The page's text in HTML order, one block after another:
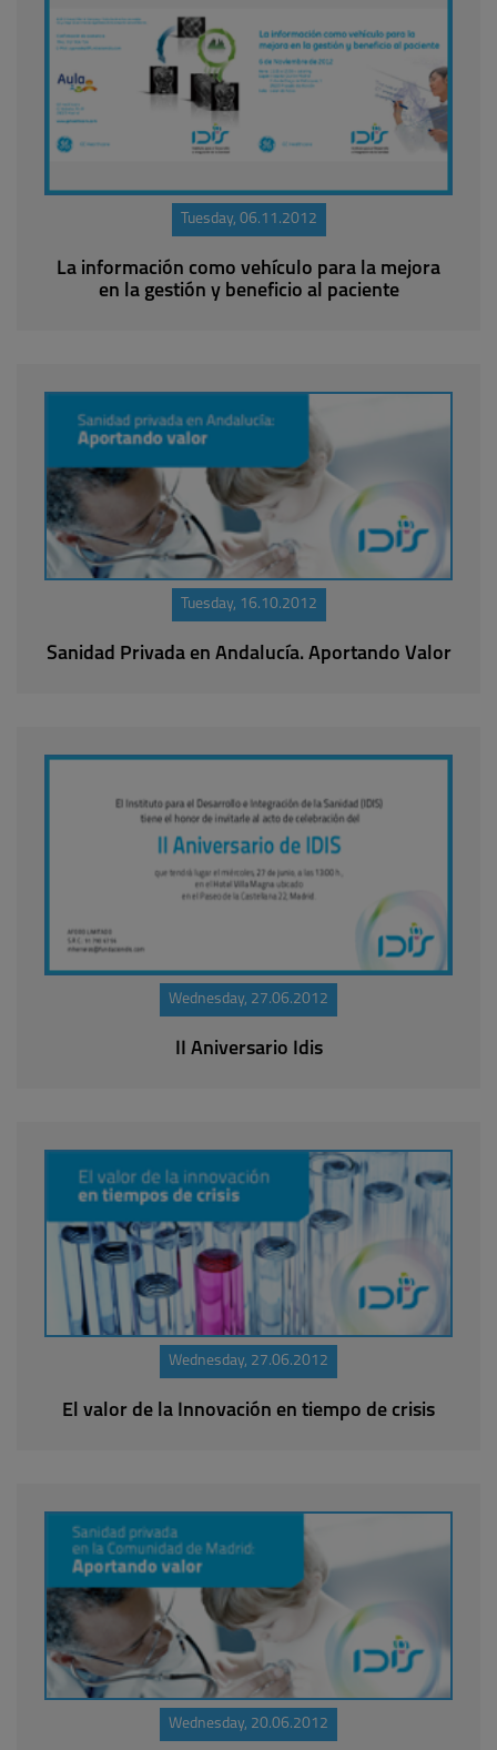
Tuesday, 06.11.2012
La información como vehículo para la mejora
en la gestión y beneficio al paciente
Tuesday, 16.10.2012
Sanidad Privada en Andalucía. Aportando Valor
Wednesday, 27.06.2012
II Aniversario Idis
Wednesday, 27.06.2012
El valor de la Innovación en tiempo de crisis
Wednesday, 20.06.2012